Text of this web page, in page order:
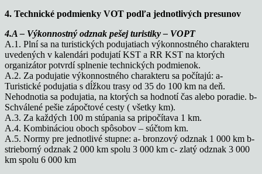
4. Technické podmienky VOT podľa jednotlivých presunov
4.A – Výkonnostný odznak pešej turistiky – VOPT
A.1. Plní sa na turistických podujatiach výkonnostného charakteru
uvedených v kalendári podujatí KST a RR KST na ktorých
organizátor potvrdí splnenie technických podmienok.
A.2. Za podujatie výkonnostného charakteru sa počítajú: a-
Turistické podujatia s dĺžkou trasy od 35 do 100 km na deň.
Nehodnotia sa podujatia, na ktorých sa hodnotí čas alebo poradie. b-
Schválené pešie zápočtové cesty ( všetky km).
A.3. Za každých 100 m stúpania sa pripočítava 1 km.
A.4. Kombináciou oboch spôsobov – súčtom km.
A.5. Normy pre jednotlivé stupne: a- bronzový odznak 1 000 km b-
strieborný odznak 2 000 km spolu 3 000 km c- zlatý odznak 3 000
km spolu 6 000 km